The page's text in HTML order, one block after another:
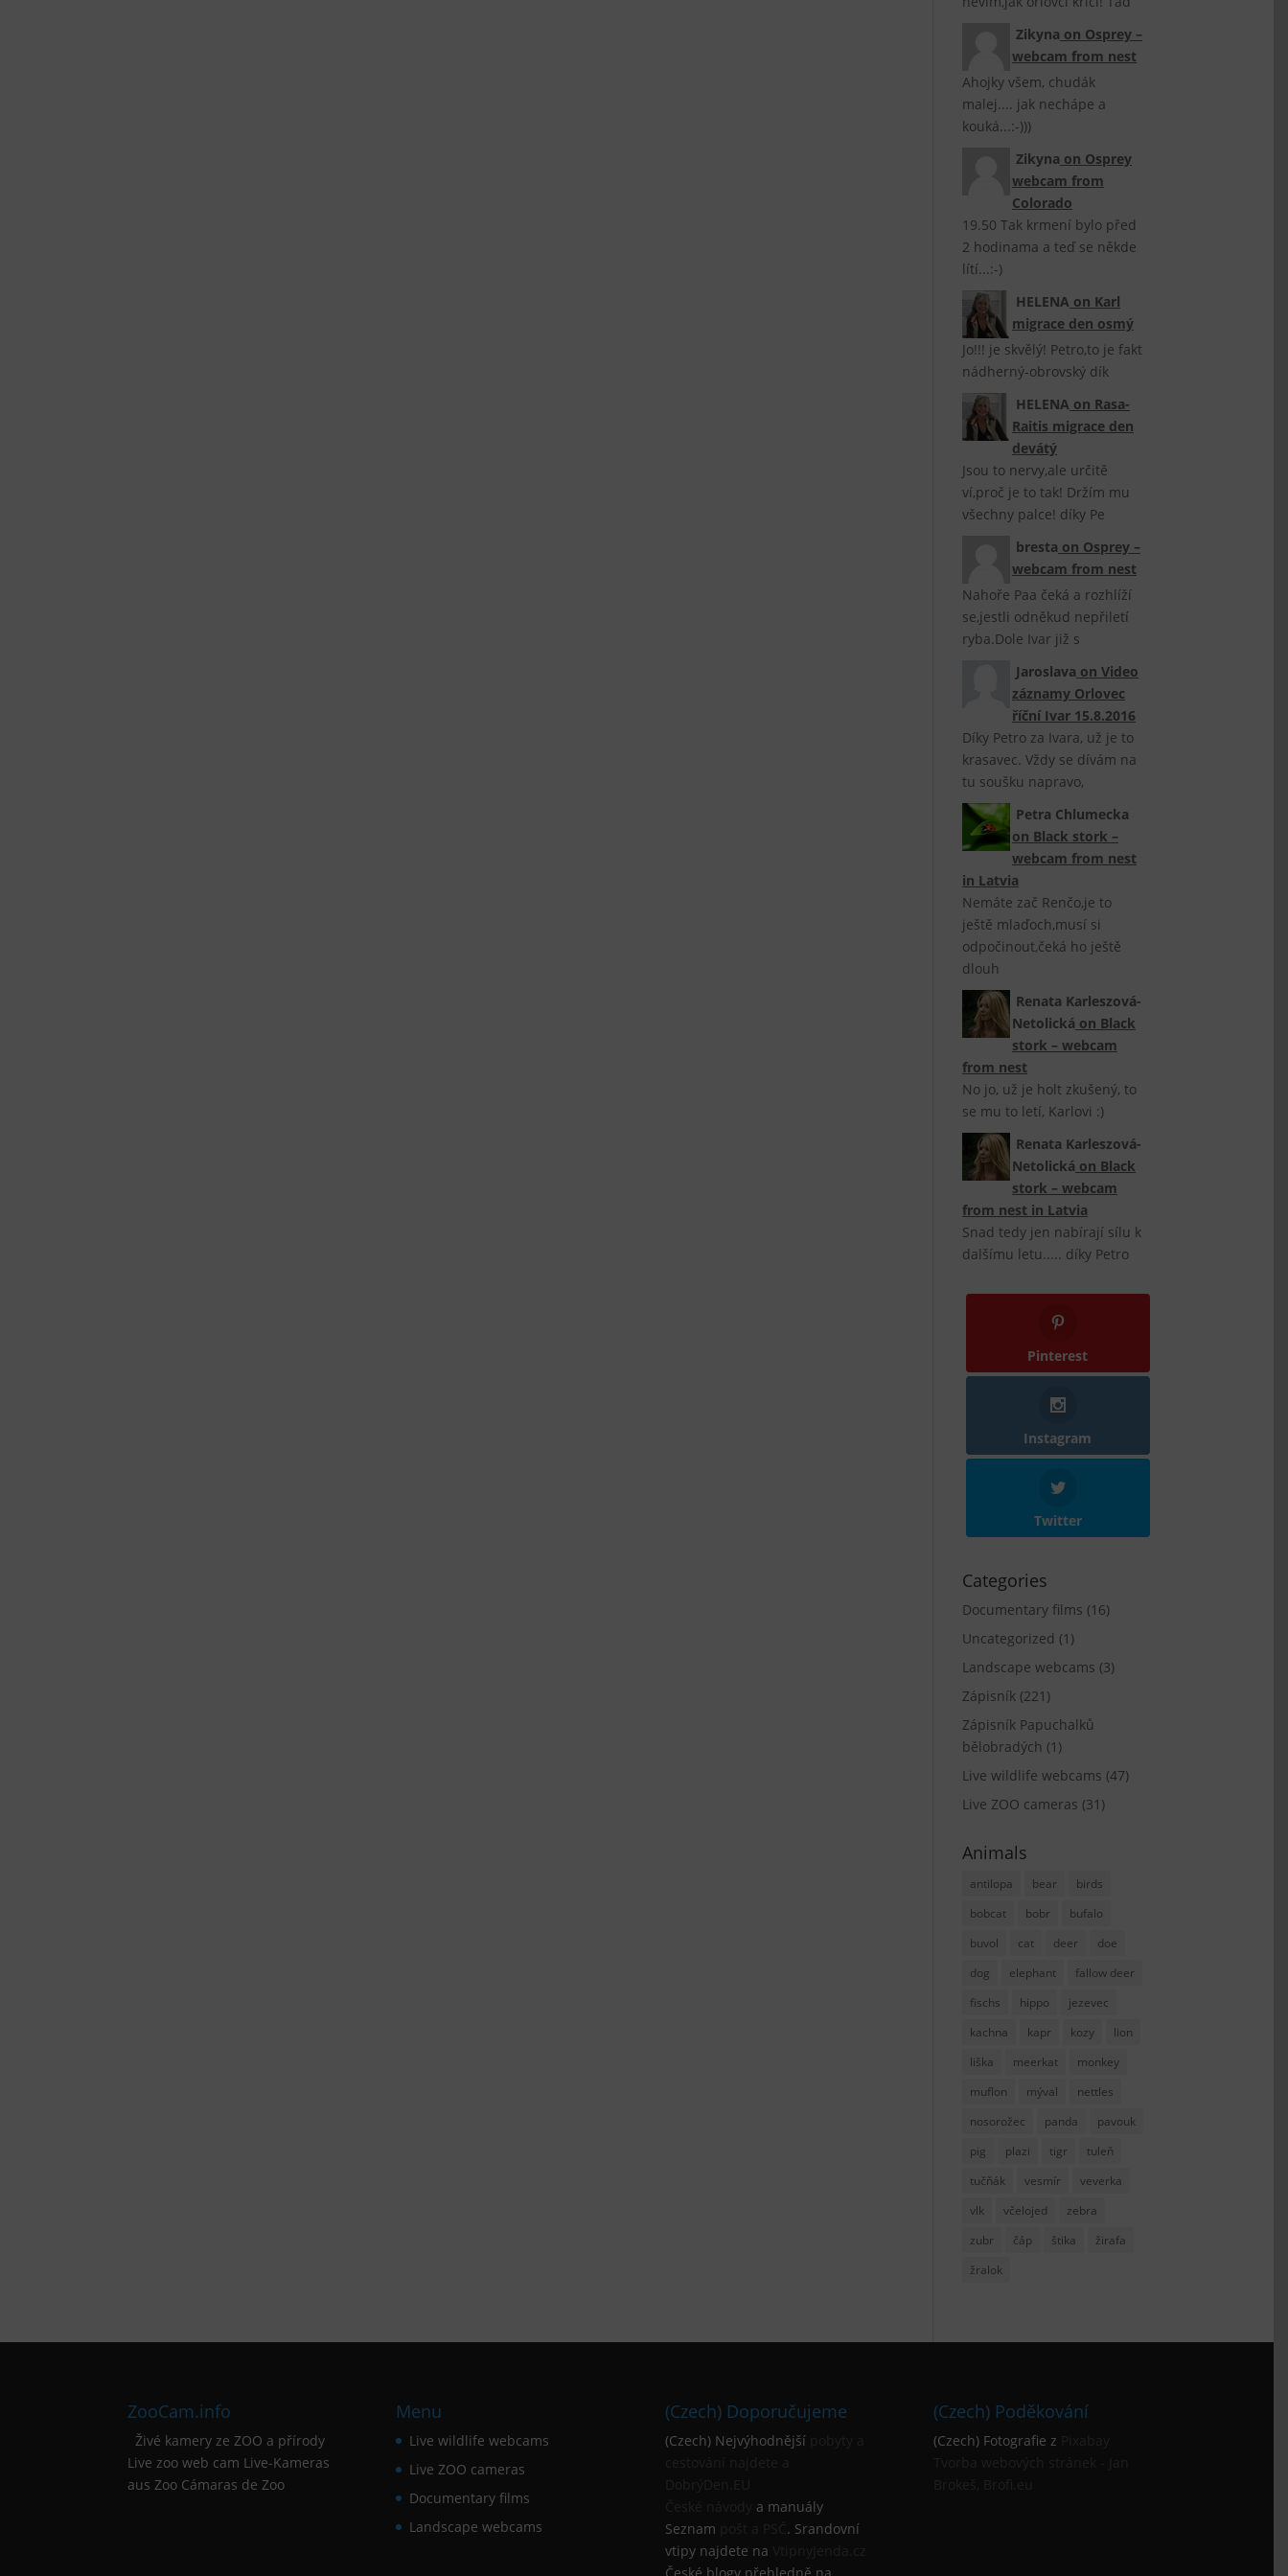
Zikyna on Osprey –
webcam from nest
Ahojky všem, chudák
malej.... jak nechápe a
kouká...:-)))
Zikyna on Osprey
webcam from
Colorado
19.50 Tak krmení bylo před
2 hodinama a teď se někde
lítí...:-)
HELENA on Karl
migrace den osmý
Jo!!! je skvělý! Petro,to je fakt
nádherný-obrovský dík
HELENA on Rasa-
Raitis migrace den
devátý
Jsou to nervy,ale určitě
ví,proč je to tak! Držím mu
všechny palce! díky Pe
bresta on Osprey –
webcam from nest
Nahoře Paa čeká a rozhlíží
se,jestli odněkud nepřiletí
ryba.Dole Ivar již s
Jaroslava onVideo
záznamy Orlovec
říční Ivar 15.8.2016
Díky Petro za Ivara, už je to
krasavec. Vždy se dívám na
tu soušku napravo,
Petra Chlumecka
on Black stork –
webcam from nest
in Latvia
Nemáte zač Renčo,je to
ještě mlaďoch,musí si
odpočinout,čeká ho ještě
dlouh
Renata Karleszová-
Netolická on Black
stork – webcam
from nest
No jo, už je holt zkušený, to
se mu to letí, Karlovi :)
Renata Karleszová-
Netolická on Black
stork – webcam
from nest in Latvia
Snad tedy jen nabírají sílu k
dalšímu letu..... díky Petro
Pinterest
Instagram
Twitter
Categories
Documentary films (16)
Uncategorized (1)
Landscape webcams (3)
Zápisník (221)
Zápisník Papuchalků
bělobradých (1)
Live wildlife webcams (47)
Live ZOO cameras (31)
Animals
antilopa bear
birds
bobcat
bobr
bufalo
buvol
cat deer
doe
dog
elephant
fallow deer
fischs
hippo
jezevec
kachna
kapr kozy
lion
liška
meerkat
monkey
muflon
mýval
nettles
nosorožec
panda
pavouk
pig
plazi tigr
tuleň
tučňák
vesmír
veverka
vlk
včelojed
zebra
zubr
čáp štika
žirafa
žralok
ZooCam.info
Živé kamery ze ZOO a přírody
Live zoo web cam Live-Kameras
aus Zoo Cámaras de Zoo
Menu
Live wildlife webcams
Live ZOO cameras
Documentary films
Landscape webcams
(Czech) Doporučujeme
(Czech) Nejvýhodnější
a manuály
Seznam
. Srandovní
vtipy najdete na
(Czech) Poděkování
(Czech) Fotografie z